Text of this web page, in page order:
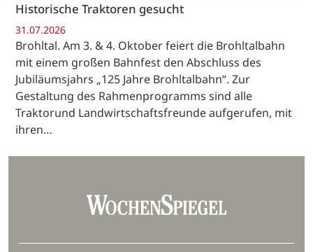
Historische Traktoren gesucht
31.07.2026
Brohltal. Am 3. & 4. Oktober feiert die Brohltalbahn
mit einem großen Bahnfest den Abschluss des
Jubiläumsjahrs „125 Jahre Brohltalbahn“. Zur
Gestaltung des Rahmenprogramms sind alle
Traktorund Landwirtschaftsfreunde aufgerufen, mit
ihren…